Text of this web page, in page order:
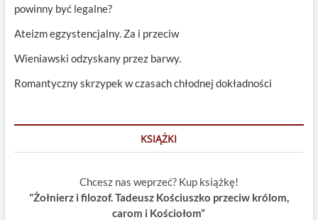
powinny być legalne?
Ateizm egzystencjalny. Za i przeciw
Wieniawski odzyskany przez barwy.
Romantyczny skrzypek w czasach chłodnej dokładności
KSIĄŻKI
Chcesz nas weprzeć? Kup książkę!
"Żołnierz i filozof. Tadeusz Kościuszko przeciw królom,
carom i Kościołom”